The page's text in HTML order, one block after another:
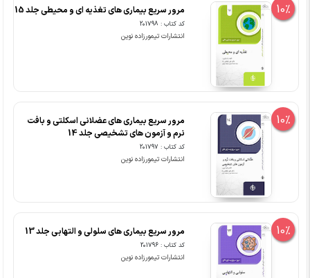
10% مرور سریع بیماری های تغذیه ای و محیطی جلد 15
کد کتاب : 201798
انتشارات تیمورزاده نوین
10%
مرور سریع بیماری های عضلانی اسکلتی و بافت
نرم و آزمون های تشخیصی جلد 14
کد کتاب : 201797
انتشارات تیمورزاده نوین
10% مرور سریع بیماری های سلولی و التهابی جلد 13
کد کتاب : 201796
انتشارات تیمورزاده نوین